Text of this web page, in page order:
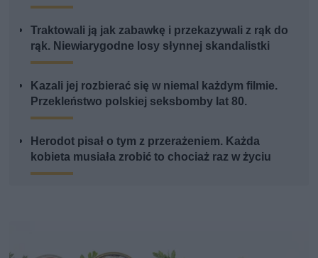
Traktowali ją jak zabawkę i przekazywali z rąk do
rąk. Niewiarygodne losy słynnej skandalistki
Kazali jej rozbierać się w niemal każdym filmie.
Przekleństwo polskiej seksbomby lat 80.
Herodot pisał o tym z przerażeniem. Każda
kobieta musiała zrobić to chociaż raz w życiu